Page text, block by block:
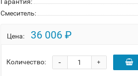
Смеситель:
Цена: 36 006 ₽
Количество: +
-